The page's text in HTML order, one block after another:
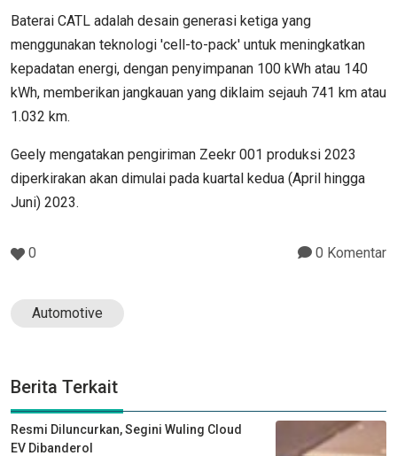
Baterai CATL adalah desain generasi ketiga yang
menggunakan teknologi 'cell-to-pack' untuk meningkatkan
kepadatan energi, dengan penyimpanan 100 kWh atau 140
kWh, memberikan jangkauan yang diklaim sejauh 741 km atau
1.032 km.
Geely mengatakan pengiriman Zeekr 001 produksi 2023
diperkirakan akan dimulai pada kuartal kedua (April hingga
Juni) 2023.
0 0 Komentar
Automotive
Berita Terkait
Resmi Diluncurkan, Segini Wuling Cloud
EV Dibanderol